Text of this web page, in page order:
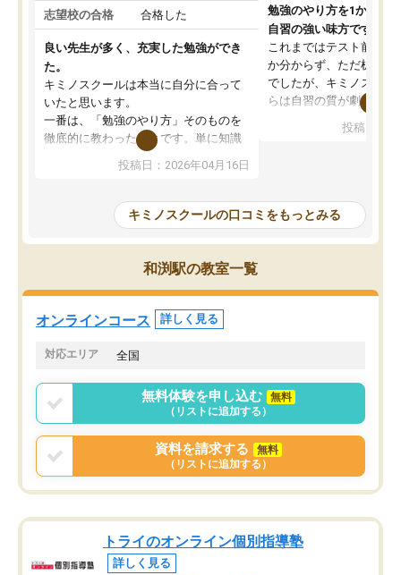
志望校の合格 合格した
良い先生が多く、充実した勉強ができ
た。
キミノスクールは本当に自分に合って
いたと思います。
一番は、「勉強のやり方」そのものを
徹底的に教わったことです。単に知識
を詰め込むのではなく、自学自習の習
慣が身につくよう並走してくれるの
はなくなりました。
講師の方との距離も近く、親身なコー
チングのおかげで、停滞期もモチベー
ションを維持できました。「やらされ
る勉強」から「目標のための勉強」へ
意識が変わったことが、目標校への合
投稿日：2026年04月16日
勉強のやり方を1から教
自習の強い味方です。
これまではテスト前に何
か分からず、ただ机に座
でしたが、キミノスクー
らは自習の質が劇的に変
を明確にしてくれるの
の仕方をコーチングして
ルなので、家での学習習
身につきました。結果と
た。自分から学ぶ姿勢を
投稿日：
キミノスクールの口コミをもっとみる
和渕駅の教室一覧
オンラインコース 詳しく見る
対応エリア 全国
無料体験を申し込む
無料
（リストに追加する）
資料を請求する
無料
（リストに追加する）
トライのオンライン個別指導塾
詳しく見る